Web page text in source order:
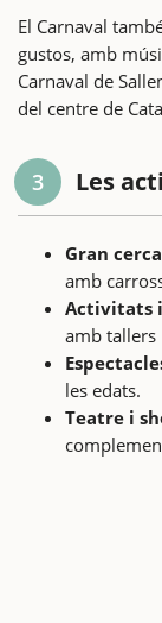
El Carnaval
gustos, amb
Carnaval de
del centre de
3 Les
Gran
amb
Activitats
amb tallers
les edats.
Teatre i